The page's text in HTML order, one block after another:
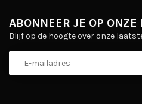
ABONNEER JE OP
Blijf op de hoogte over onze